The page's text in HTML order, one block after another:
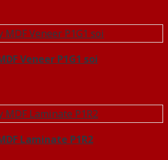
Veneer P1G1 soi
Laminate P1R2